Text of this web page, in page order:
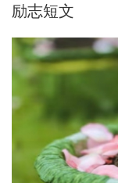
励志短文